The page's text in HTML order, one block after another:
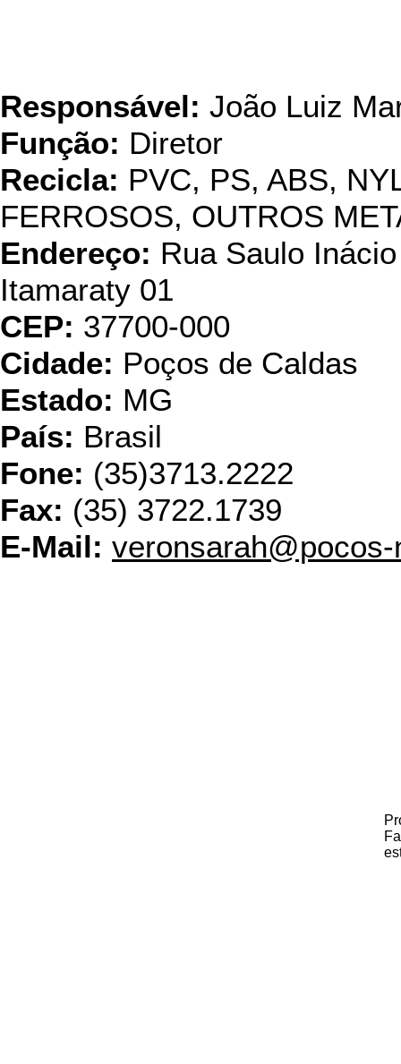
Responsável: João Luiz
Função: Diretor
Recicla: PVC, PS, ABS,
FERROSOS, OUTROS
Endereço: Rua Saulo
Itamaraty 01
CEP: 37700-000
Cidade: Poços de Caldas
Estado: MG
País: Brasil
Fone: (35)3713.2222
Fax: (35) 3722.1739
E-Mail: